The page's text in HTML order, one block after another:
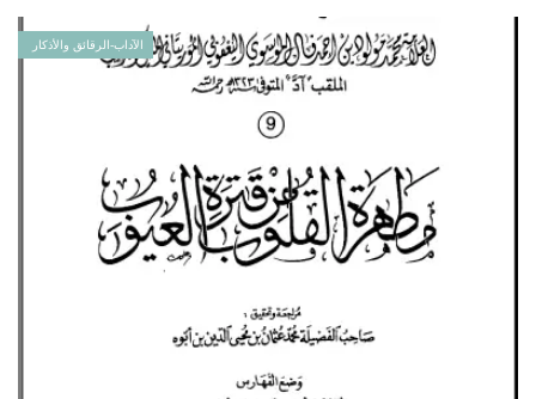
الآداب-الرقائق والأذكار